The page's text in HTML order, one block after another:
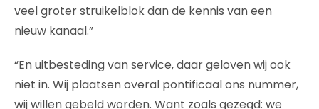
veel groter struikelblok dan de kennis van een
nieuw kanaal.”
“En uitbesteding van service, daar geloven wij ook
niet in. Wij plaatsen overal pontificaal ons nummer,
wij willen gebeld worden. Want zoals gezegd: we